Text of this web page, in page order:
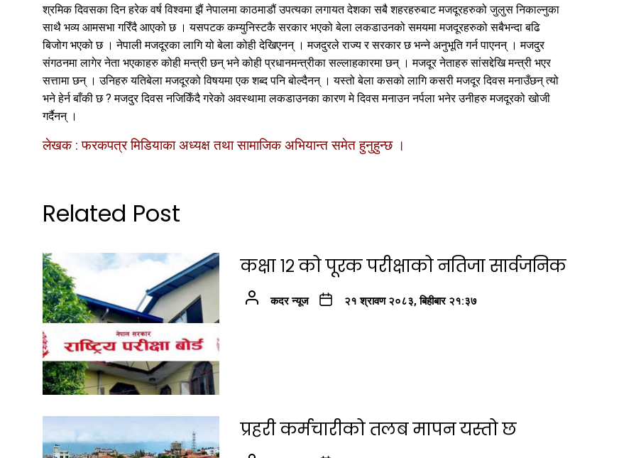
श्रमिक दिवसका दिन हरेक वर्ष विश्वमा झैं नेपालमा काठमाडौं उपत्यका लगायत देशका सबै शहरहरुबाट मजदूरहरुको जुलुस निकाल्नुका
साथै भव्य आमसभा गरिँदै आएको छ । यसपटक कम्युनिस्टकै सरकार भएको बेला लकडाउनको समयमा मजदूरहरुको सबैभन्दा बढि
बिजोग भएको छ । नेपाली मजदूरका लागि यो बेला कोही देखिएनन् । मजदुरले राज्य र सरकार छ भन्ने अनुभूति गर्न पाएनन् । मजदुर
संगठनमा लागेर नेता भएकाहरु कोही मन्त्री छन् भने कोही प्रधानमन्त्रीका सल्लाहकारमा छन् । मजदूर नेताहरु सांसद्देखि मन्त्री भएर
सत्तामा छन् । उनिहरु यतिबेला मजदूरको विषयमा एक शब्द पनि बोल्दैनन् । यस्तो बेला कसको लागि कसरी मजदूर दिवस मनाउँछन् त्यो
भने हेर्न बाँकी छ ? मजदुर दिवस नजिकिँदै गरेको अवस्थामा लकडाउनका कारण मे दिवस मनाउन नर्पला भनेर उनीहरु मजदूरको खोजी
गर्दैनन् ।
लेखक : फरकपत्र मिडियाका अध्यक्ष तथा सामाजिक अभियान्त समेत हुनुहुन्छ ।
Related Post
कक्षा १२ को पूरक परीक्षाको नतिजा सार्वजनिक
कदर न्यूज २१ श्रावण २०८३, बिहीबार २१:३७
प्रहरी कर्मचारीको तलब मापन यस्तो छ